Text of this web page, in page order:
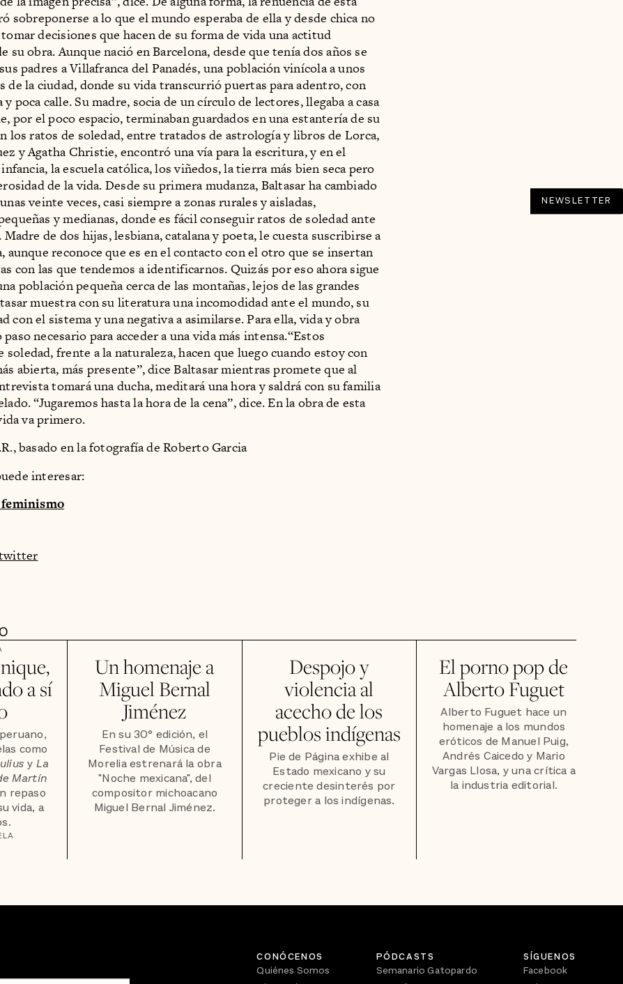
sobreponerse a lo que el mundo esperaba de ella y desde chica no
decisiones que hacen de su forma de vida una actitud
su obra. Aunque nació en Barcelona, desde que tenía dos años se
padres a Villafranca del Panadés, una población vinícola a unos
de la ciudad, donde su vida transcurrió puertas para adentro, con
y poca calle. Su madre, socia de un círculo de lectores, llegaba a casa
por el poco espacio, terminaban guardados en una estantería de su
los ratos de soledad, entre tratados de astrología y libros de Lorca,
y Agatha Christie, encontró una vía para la escritura, y en el
la escuela católica, los viñedos, la tierra más bien seca pero
de la vida. Desde su primera mudanza, Baltasar ha cambiado
veinte veces, casi siempre a zonas rurales y aisladas,
y medianas, donde es fácil conseguir ratos de soledad ante
de dos hijas, lesbiana, catalana y poeta, le cuesta suscribirse a
aunque reconoce que es en el contacto con el otro que se insertan
con las que tendemos a identificarnos. Quizás por eso ahora sigue
población pequeña cerca de las montañas, lejos de las grandes
muestra con su literatura una incomodidad ante el mundo, su
con el sistema y una negativa a asimilarse. Para ella, vida y obra
necesario para acceder a una vida más intensa.“Estos
soledad, frente a la naturaleza, hacen que luego cuando estoy con
abierta, más presente”, dice Baltasar mientras promete que al
tomará una ducha, meditará una hora y saldrá con su familia
“Jugaremos hasta la hora de la cena”, dice. En la obra de esta
va primero.
basado en la fotografía de Roberto Garcia
interesar:
NEWSLETTER
a sí
como
y La
Martín
repaso
vida, a
Un homenaje a
Miguel Bernal
Jiménez
En su 30° edición, el
Festival de Música de
Morelia estrenará la obra
"Noche mexicana", del
compositor michoacano
Miguel Bernal Jiménez.
Despojo y
violencia al
acecho de los
pueblos indígenas
Pie de Página exhibe al
Estado mexicano y su
creciente desinterés por
proteger a los indígenas.
El porno pop de
Alberto Fuguet
Alberto Fuguet hace un
homenaje a los mundos
eróticos de Manuel Puig,
Andrés Caicedo y Mario
Vargas Llosa, y una crítica a
la industria editorial.
CONÓCENOS
Quiénes Somos
PÓDCASTS
Semanario Gatopardo
SÍGUENOS
Facebook